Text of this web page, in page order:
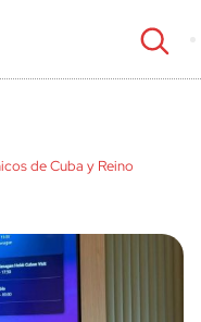
de Cuba y Reino